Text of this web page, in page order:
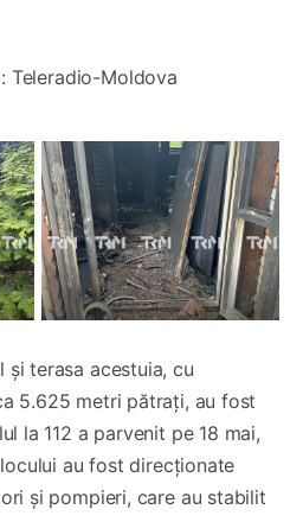
Teleradio-Moldova
și terasa acestuia, cu
5.625 metri pătrați, au fost
la 112 a parvenit pe 18 mai,
au fost direcționate
și pompieri, care au stabilit